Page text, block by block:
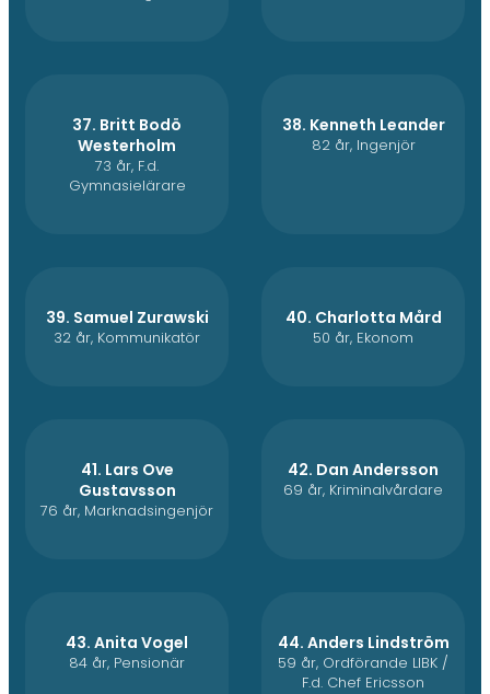
37. Britt Bodö
Westerholm
73 år, F.d.
Gymnasielärare
38. Kenneth Leander
82 år, Ingenjör
39. Samuel Zurawski
32 år, Kommunikatör
40. Charlotta Mård
50 år, Ekonom
41. Lars Ove
Gustavsson
76 år, Marknadsingenjör
42. Dan Andersson
69 år, Kriminalvårdare
43. Anita Vogel
84 år, Pensionär
44. Anders Lindström
59 år, Ordförande LIBK /
F.d. Chef Ericsson